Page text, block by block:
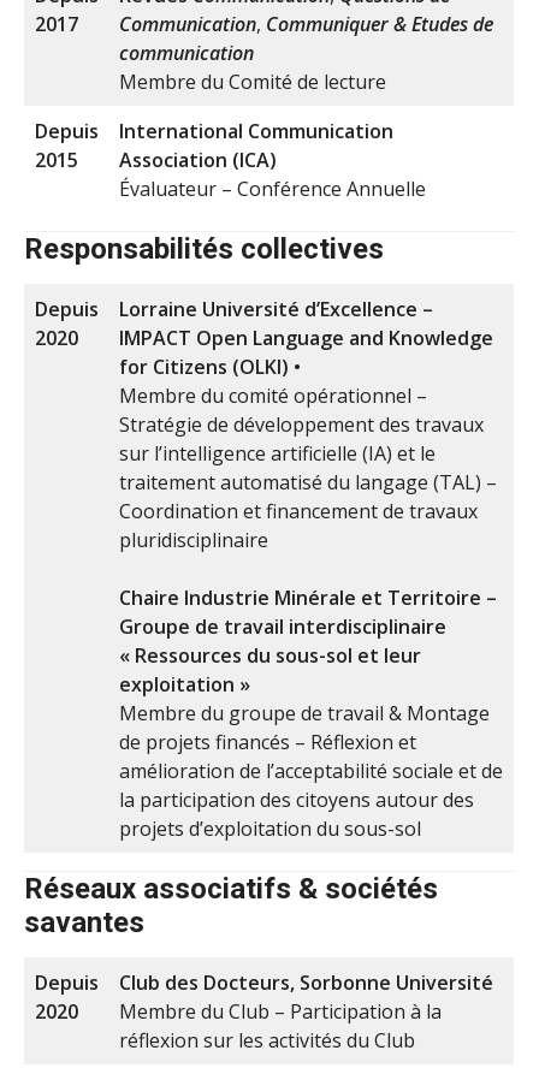
2017
Communication, Communiquer & Etudes de
communication
Membre du Comité de lecture
Depuis
2015
International Communication
Association (ICA)
Évaluateur – Conférence Annuelle
Responsabilités collectives
Depuis
2020
Lorraine Université d’Excellence –
IMPACT Open Language and Knowledge
for Citizens (OLKI) •
Membre du comité opérationnel –
Stratégie de développement des travaux
sur l’intelligence artificielle (IA) et le
traitement automatisé du langage (TAL) –
Coordination et financement de travaux
pluridisciplinaire
Chaire Industrie Minérale et Territoire –
Groupe de travail interdisciplinaire
« Ressources du sous-sol et leur
exploitation »
Membre du groupe de travail & Montage
de projets financés – Réflexion et
amélioration de l’acceptabilité sociale et de
la participation des citoyens autour des
projets d’exploitation du sous-sol
Réseaux associatifs & sociétés
savantes
Depuis
2020
Club des Docteurs, Sorbonne Université
Membre du Club – Participation à la
réflexion sur les activités du Club